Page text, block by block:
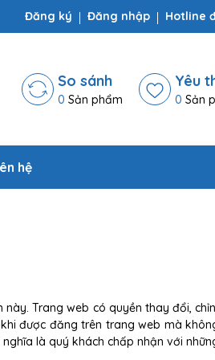
Đăng ký Đăng nhập Hotline
So sánh
0 Sản phẩm
Yêu
0 Sản
hệ
Trang web có quyền thay đổi,
được đăng trên trang web mà
là quý khách chấp nhận với